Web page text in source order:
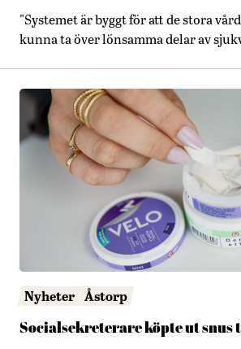
"Systemet är byggt för att de stora
kunna ta över lönsamma delar av
Nyheter Åstorp
Socialsekreterare köpte ut